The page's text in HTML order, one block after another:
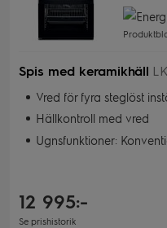
Spis med keramikhäll
Vred för fyra steglöst
Hällkontroll med vred
Ugnsfunktioner: Konventionell/traditionell
12 995:-
Se prishistorik